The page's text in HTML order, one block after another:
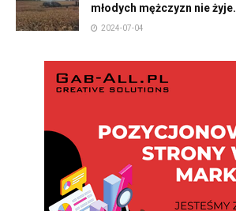
młodych mężczyzn nie żyje.
2024-07-04